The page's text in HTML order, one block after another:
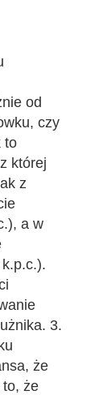
od
czy
to
której
z
a w
3.
że
to, że